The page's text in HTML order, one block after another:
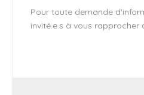
Pour toute demande
invité.e.s à vous rapprocher